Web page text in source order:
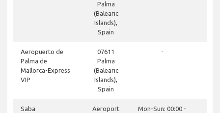
Palma
(Balearic
Islands),
Spain
Aeropuerto de
Palma de
Mallorca-Express
VIP
07611
Palma
(Balearic
Islands),
Spain
-
Saba
Aeroport
Mon-Sun: 00:00 -